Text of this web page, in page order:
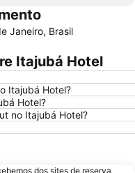
do Rio de Janeiro - Santos Dumont
Atlântica
in Rio - Cidade do Rock
Geral dos Estados Unidos
de Icaraí
Janeiro, Brasil
Itajubá Hotel
Itajubá Hotel?
Hotel?
no Itajubá Hotel?
dos sites de reserva